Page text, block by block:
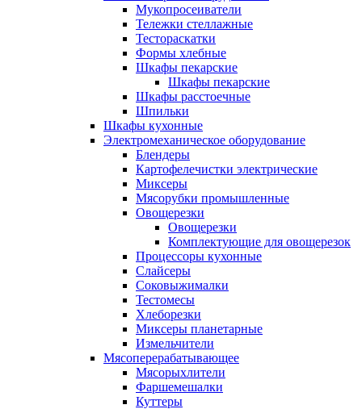
Мукопросеиватели
Тележки стеллажные
Тестораскатки
Формы хлебные
Шкафы пекарские
Шкафы пекарские
Шкафы расстоечные
Шпильки
Шкафы кухонные
Электромеханическое оборудование
Блендеры
Картофелечистки электрические
Миксеры
Мясорубки промышленные
Овощерезки
Овощерезки
Комплектующие для овощерезок
Процессоры кухонные
Слайсеры
Соковыжималки
Тестомесы
Хлеборезки
Миксеры планетарные
Измельчители
Мясоперерабатывающее
Мясорыхлители
Фаршемешалки
Куттеры